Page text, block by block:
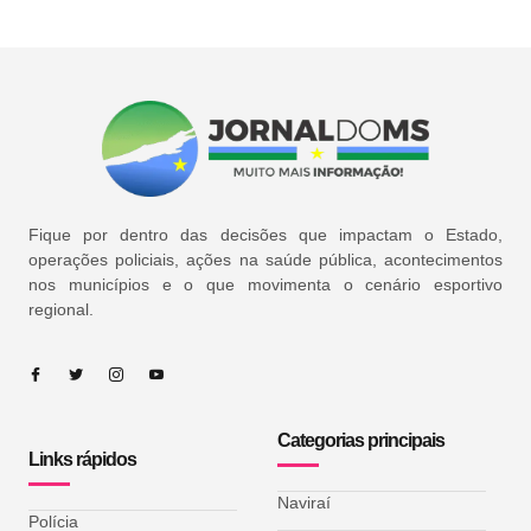
Fique por dentro das decisões que impactam o Estado,
operações policiais, ações na saúde pública, acontecimentos
nos municípios e o que movimenta o cenário esportivo
regional.
Links rápidos
Polícia
Categorias principais
Naviraí